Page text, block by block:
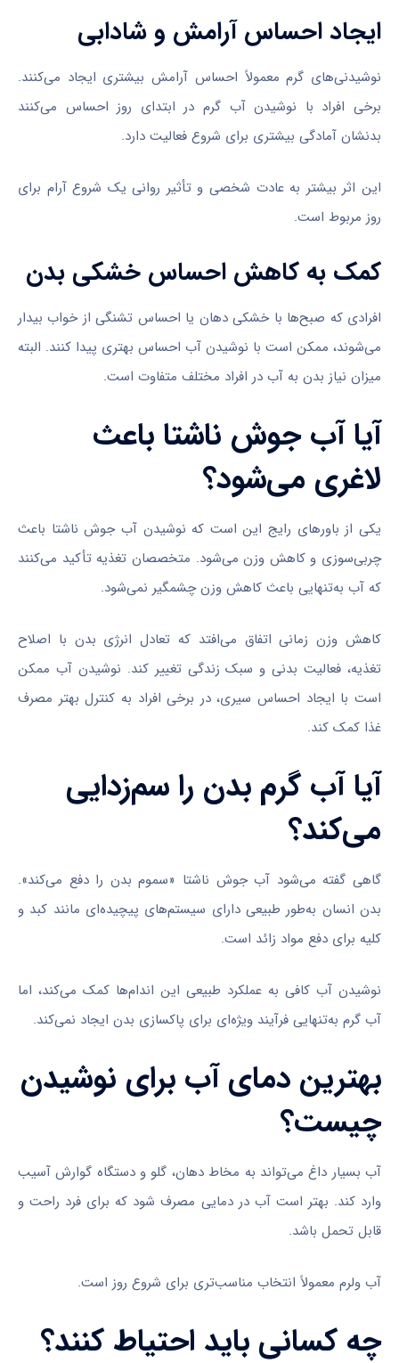
ایجاد احساس آرامش و شادابی
نوشیدنی‌های گرم معمولاً احساس آرامش بیشتری ایجاد می‌کنند.
برخی افراد با نوشیدن آب گرم در ابتدای روز احساس می‌کنند
بدنشان آمادگی بیشتری برای شروع فعالیت دارد.
این اثر بیشتر به عادت شخصی و تأثیر روانی یک شروع آرام برای
روز مربوط است.
کمک به کاهش احساس خشکی بدن
افرادی که صبح‌ها با خشکی دهان یا احساس تشنگی از خواب بیدار
می‌شوند، ممکن است با نوشیدن آب احساس بهتری پیدا کنند. البته
میزان نیاز بدن به آب در افراد مختلف متفاوت است.
آیا آب جوش ناشتا باعث
لاغری می‌شود؟
یکی از باورهای رایج این است که نوشیدن آب جوش ناشتا باعث
چربی‌سوزی و کاهش وزن می‌شود. متخصصان تغذیه تأکید می‌کنند
که آب به‌تنهایی باعث کاهش وزن چشمگیر نمی‌شود.
کاهش وزن زمانی اتفاق می‌افتد که تعادل انرژی بدن با اصلاح
تغذیه، فعالیت بدنی و سبک زندگی تغییر کند. نوشیدن آب ممکن
است با ایجاد احساس سیری، در برخی افراد به کنترل بهتر مصرف
غذا کمک کند.
آیا آب گرم بدن را سم‌زدایی
می‌کند؟
گاهی گفته می‌شود آب جوش ناشتا «سموم بدن را دفع می‌کند».
بدن انسان به‌طور طبیعی دارای سیستم‌های پیچیده‌ای مانند کبد و
کلیه برای دفع مواد زائد است.
نوشیدن آب کافی به عملکرد طبیعی این اندام‌ها کمک می‌کند، اما
آب گرم به‌تنهایی فرآیند ویژه‌ای برای پاکسازی بدن ایجاد نمی‌کند.
بهترین دمای آب برای نوشیدن
چیست؟
آب بسیار داغ می‌تواند به مخاط دهان، گلو و دستگاه گوارش آسیب
وارد کند. بهتر است آب در دمایی مصرف شود که برای فرد راحت و
قابل تحمل باشد.
آب ولرم معمولاً انتخاب مناسب‌تری برای شروع روز است.
چه کسانی باید احتیاط کنند؟